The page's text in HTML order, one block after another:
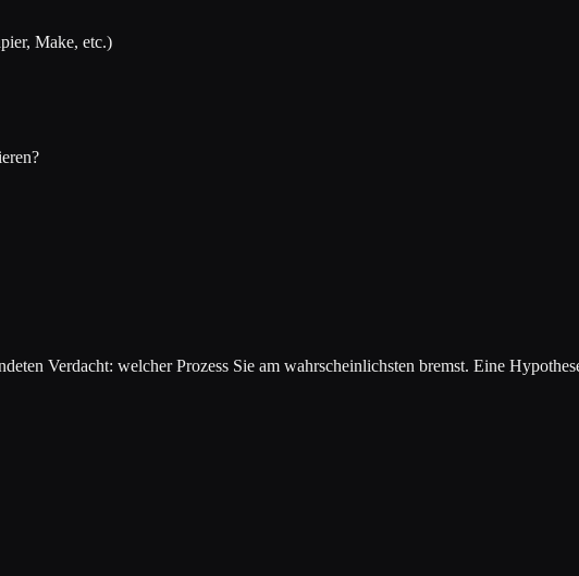
Make, etc.)
Verdacht: welcher Prozess Sie am wahrscheinlichsten bremst. Eine